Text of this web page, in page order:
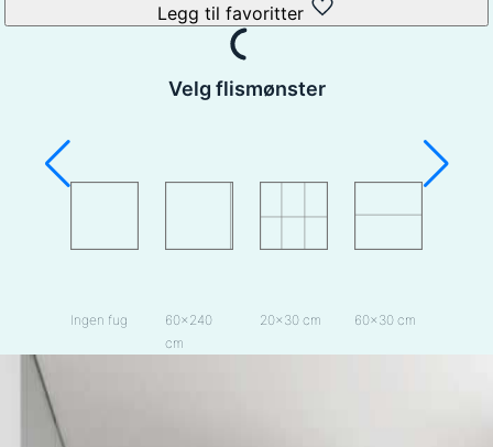
Velg flismønster
Ingen fug
60×240
cm
20×30 cm 60×30 cm
Legg til favoritter